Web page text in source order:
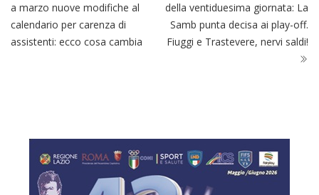
a marzo nuove modifiche al
calendario per carenza di
assistenti: ecco cosa cambia
della ventiduesima giornata: La
Samb punta decisa ai play-off.
Fiuggi e Trastevere, nervi saldi!